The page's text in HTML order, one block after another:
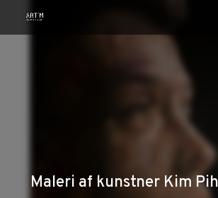
Maleri af kunstner Kim